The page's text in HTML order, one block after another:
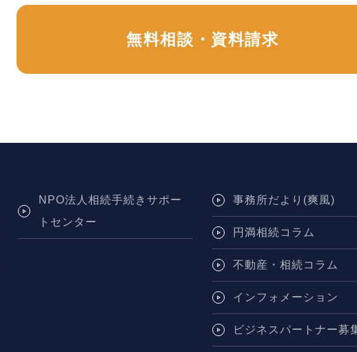
無料相談・資料請求
NPO法人相続手続きサポー
トセンター
事務所だより(爽風)
円満相続コラム
不動産・相続コラム
インフォメーション
ビジネスパートナー募